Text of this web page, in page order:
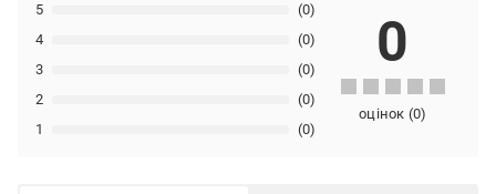
1 (0)
2 (0)
3 (0)
4 (0)
5 (0)
0
оцінок (0)